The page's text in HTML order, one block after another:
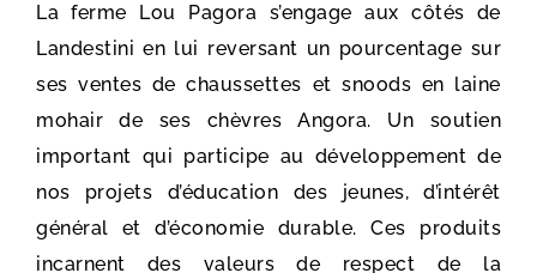
La ferme Lou Pagora s’engage aux côtés de
Landestini en lui reversant un pourcentage sur
ses ventes de chaussettes et snoods en laine
mohair de ses chèvres Angora. Un soutien
important qui participe au développement de
nos projets d’éducation des jeunes, d’intérêt
général et d’économie durable. Ces produits
incarnent des valeurs de respect de la